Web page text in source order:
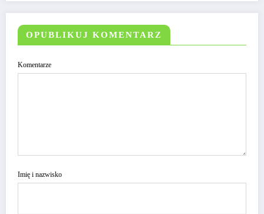
OPUBLIKUJ KOMENTARZ
Komentarze
Imię i nazwisko